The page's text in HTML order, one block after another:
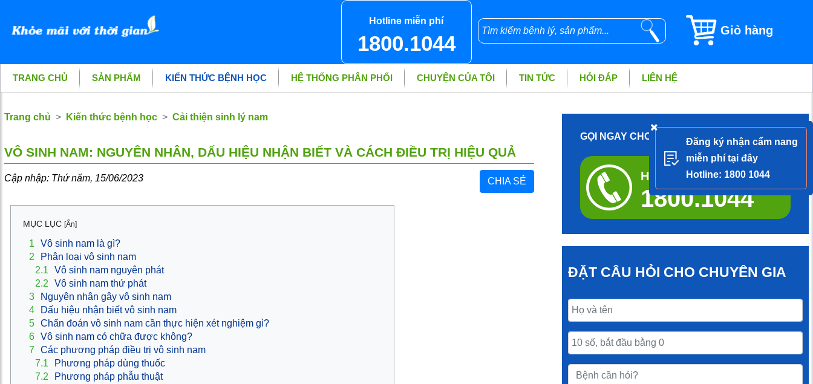
Hotline miễn phí
1800.1044
Giỏ hàng
TRANG CHỦ SẢN PHẨM KIẾN THỨC BỆNH HỌC HỆ THỐNG PHÂN PHỐI CHUYỆN CỦA TÔI TIN TỨC HỎI ĐÁP LIÊN HỆ
Trang chủ Kiến thức bệnh học Cải thiện sinh lý nam
VÔ SINH NAM: NGUYÊN NHÂN, DẤU HIỆU NHẬN BIẾT VÀ CÁCH ĐIỀU TRỊ HIỆU QUẢ
Cập nhập: Thứ năm, 15/06/2023 CHIA SẺ
MỤC LỤC [Ẩn]
1
Vô sinh nam là gì?
2
Phân loại vô sinh nam
2.1
Vô sinh nam nguyên phát
2.2
Vô sinh nam thứ phát
3
Nguyên nhân gây vô sinh nam
4
Dấu hiệu nhận biết vô sinh nam
5 Chẩn đoán vô sinh nam cần thực hiện xét nghiệm gì?
6 Vô sinh nam có chữa được không?
7
Các phương pháp điều trị vô sinh nam
7.1
Phương pháp dùng thuốc
7.2
Phương pháp phẫu thuật
GỌI NGAY CHO DƯỢC SĨ ĐỂ ĐƯỢC TƯ VẤN
Hotline tư vấn miễn phí
1800.1044
ĐẶT CÂU HỎI CHO CHUYÊN GIA
Đăng ký nhận cẩm nang
miễn phí tại đây
Hotline: 1800 1044